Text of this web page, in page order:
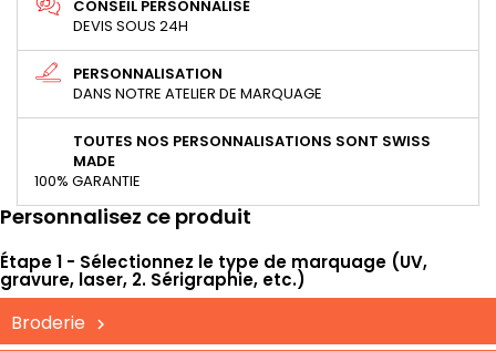
CONSEIL PERSONNALISÉ
DEVIS SOUS 24H
PERSONNALISATION
DANS NOTRE ATELIER DE MARQUAGE
TOUTES NOS PERSONNALISATIONS SONT SWISS
MADE
100% GARANTIE
Personnalisez ce produit
Étape 1 - Sélectionnez le type de marquage (UV,
gravure, laser, 2. Sérigraphie, etc.)
Broderie